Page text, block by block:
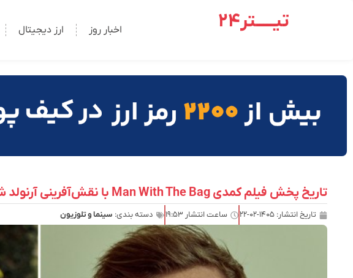
تیـــــتر24 اخبار روز ارز دیجیتال
تاریخ پخش فیلم کمدی Man With The Bag با نقش‌آفرینی آرنولد شوارتزنگر و آلن ریچسون اعلام شد
تاریخ انتشار: ۱۴۰۵-۰۲-۲۲ ساعت انتشار ۱۹:۵۳ دسته بندی: سینما و تلوزیون